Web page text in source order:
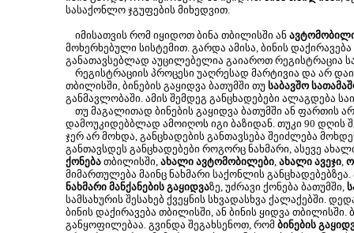
სასაქონლო ჯგუფების მიხედვით.
იმისათვის რომ იყიდოთ ბინა თბილისში ან
მოხერხებული სისტემით. გარდა ამისა, ბინის
განათავსებლად აუცილებელია გაიაროთ რეგისტრაცია
რეგისტრაციის პროცესი უაღრესად მარტივია და არ
თბილისში, ბინების გაყიდვა ბათუმში თუ საბავშო
განმავლობაში. ამის შემდეგ განცხადებები ალაგდება
თუ მაგალითად ბინების გაყიდვა ბათუმში ან ფართის
დამოუკიდებბლად ამოიღოს იგი ბაზიდან. თუკი 90 დღის
ჯერ არ მოხდა, განცხადების განთავსება შეიძლება
განთავსდეს განცხადებები როგორც ნახმარი, ასევე
ქონება თბილისში, ახალი ავტომობილები, ახალი ავეჯი,
მიმართულება მაინც ნახმარი საქონლის
ნახმარი მანქანების გაყიდვაზე, უძრავი ქონება ბათუმში,
სამსახურის შესახებ ქვეყნის სხვადასხვა ქალაქებში.
ბინის დაქირავება თბილისში, ან ბინის ყიდვა
განყოფილებაა. გვინდა შეგახსენოთ, რომ ბინების